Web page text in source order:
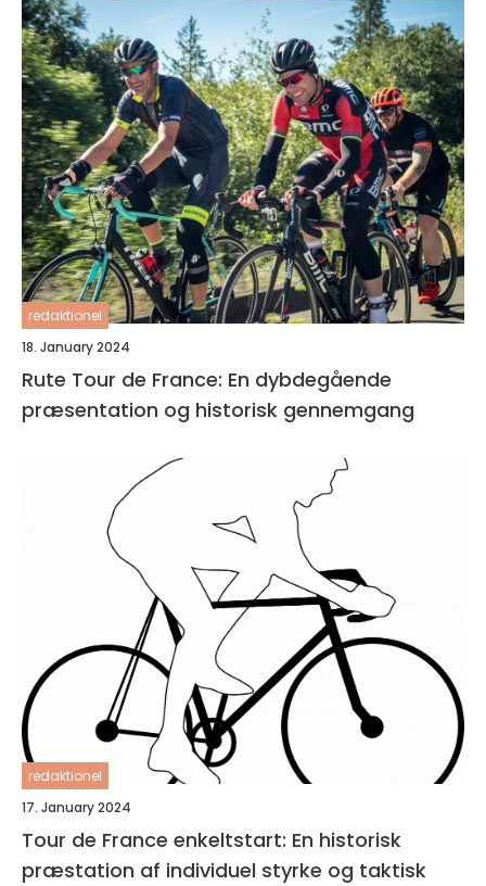
redaktionel
18. January 2024
Rute Tour de France: En dybdegående
præsentation og historisk gennemgang
redaktionel
17. January 2024
Tour de France enkeltstart: En historisk
præstation af individuel styrke og taktisk